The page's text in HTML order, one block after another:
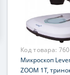
Код товара:
Микроскоп
ZOOM 1T,